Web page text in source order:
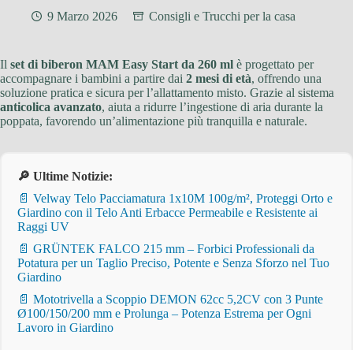
9 Marzo 2026 Consigli e Trucchi per la casa
Il set di biberon MAM Easy Start da 260 ml è progettato per
accompagnare i bambini a partire dai 2 mesi di età, offrendo una
soluzione pratica e sicura per l’allattamento misto. Grazie al sistema
anticolica avanzato, aiuta a ridurre l’ingestione di aria durante la
poppata, favorendo un’alimentazione più tranquilla e naturale.
🔎 Ultime Notizie:
📄 Velway Telo Pacciamatura 1x10M 100g/m², Proteggi Orto e
Giardino con il Telo Anti Erbacce Permeabile e Resistente ai
Raggi UV
📄 GRÜNTEK FALCO 215 mm – Forbici Professionali da
Potatura per un Taglio Preciso, Potente e Senza Sforzo nel Tuo
Giardino
📄 Mototrivella a Scoppio DEMON 62cc 5,2CV con 3 Punte
Ø100/150/200 mm e Prolunga – Potenza Estrema per Ogni
Lavoro in Giardino